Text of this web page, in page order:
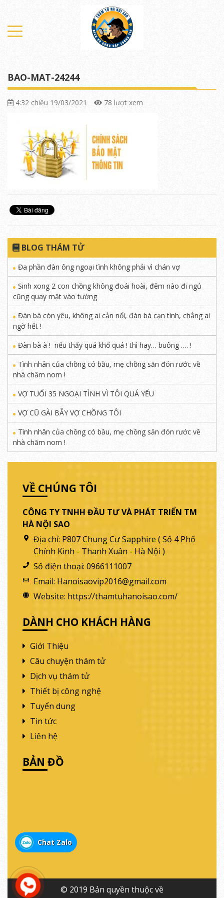
BAO-MAT-24244
4:32 chiều 19/03/2021 78 lượt xem
BLOG THÁM TỬ
Đa phần đàn ông ngoại tình không phải vì chán vợ
Sinh xong 2 con chồng không đoái hoài, đêm nào đi ngủ
cũng quay mặt vào tường
Đàn bà còn yêu, không ai cản nổi, đàn bà cạn tình, chẳng ai
ngờ hết !
Đàn bà à ! nếu thấy quá khổ quá ! thì hãy… buông …. !
Tình nhân của chồng có bầu, mẹ chồng săn đón rước về
nhà chăm nom !
VỢ TUỔI 35 NGOẠI TÌNH VÌ TÔI QUÁ YẾU
VỢ CŨ GÀI BẪY VỢ CHỒNG TÔI
Tình nhân của chồng có bầu, mẹ chồng săn đón rước về
nhà chăm nom !
VỀ CHÚNG TÔI
CÔNG TY TNHH ĐẦU TƯ VÀ PHÁT TRIỂN TM
HÀ NỘI SAO
Địa chỉ: P807 Chung Cư Sapphire ( Số 4 Phố
Chính Kinh - Thanh Xuân - Hà Nội )
Số điện thoại: 0966111007
Email: Hanoisaovip2016@gmail.com
Website: https://thamtuhanoisao.com/
DÀNH CHO KHÁCH HÀNG
Giới Thiệu
Câu chuyện thám tử
Dịch vụ thám tử
Thiết bị công nghệ
Tuyển dung
Tin tức
Liên hệ
BẢN ĐỒ
© 2019 Bản quyền thuộc về
Chat Zalo